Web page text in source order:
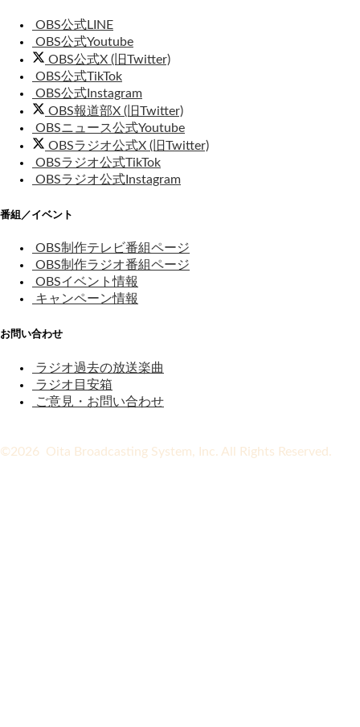
OBS公式LINE
OBS公式Youtube
OBS公式X (旧Twitter)
OBS公式TikTok
OBS公式Instagram
OBS報道部X (旧Twitter)
OBSニュース公式Youtube
OBSラジオ公式X (旧Twitter)
OBSラジオ公式TikTok
OBSラジオ公式Instagram
番組／イベント
OBS制作テレビ番組ページ
OBS制作ラジオ番組ページ
OBSイベント情報
キャンペーン情報
お問い合わせ
ラジオ過去の放送楽曲
ラジオ目安箱
ご意見・お問い合わせ
©2026 Oita Broadcasting System, Inc. All Rights Reserved.